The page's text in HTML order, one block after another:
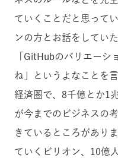
ていくことだと思って
ンの方とお話をしてい
「GitHubのバリエーシ
ね」というよなことを
経済圏で、8千億とか1
が今までのビジネスの
きているところがあり
ていくビリオン、10億